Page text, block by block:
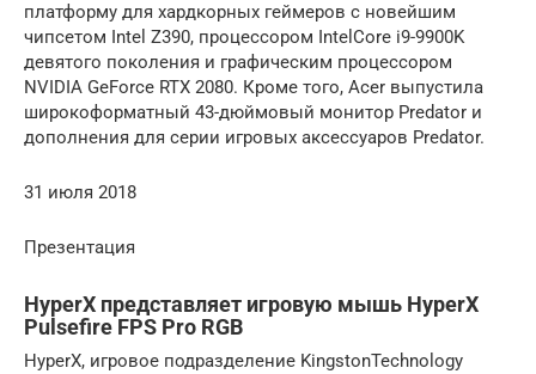
платформу для хардкорных геймеров с новейшим
чипсетом Intel Z390, процессором IntelCore i9-9900K
девятого поколения и графическим процессором
NVIDIA GeForce RTX 2080. Кроме того, Acer выпустила
широкоформатный 43-дюймовый монитор Predator и
дополнения для серии игровых аксессуаров Predator.
31 июля 2018
Презентация
HyperX представляет игровую мышь HyperX
Pulsefire FPS Pro RGB
HyperX, игровое подразделение KingstonTechnology